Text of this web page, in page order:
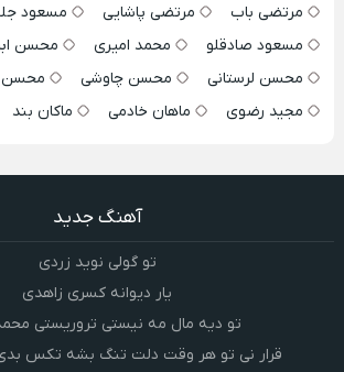
مرتضی باب
مرتضی پاشایی
مسعود
مسعود صادقلو
محمد امیری
محسن
محسن لرستانی
محسن چاوشی
محسن
مجید رضوی
ماهان خادمی ماکان بند
آهنگ جدید
تو گولی نوید زردی
یار دیوانه کسری زاهدی
تو دیه مال مه نیستی تروریستی
قرار نی تو هر وقت دلت تنگ بشه تکس